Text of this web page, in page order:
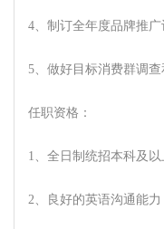
4、制订全年度品牌推广
5、做好目标消费群调
任职资格：
1、全日制统招本科及以
2、良好的英语沟通能力